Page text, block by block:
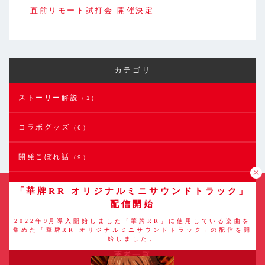
直前リモート試打会 開催決定
カテゴリ
ストーリー解説 （1）
コラボグッズ （6）
開発こぼれ話 （9）
ローズテイル （1）
著者一覧
「華牌RR オリジナルミニサウンドトラック」
配信開始
2022年9月導入開始しました「華牌RR」に使用している楽曲を
集めた「華牌RR オリジナルミニサウンドトラック」の配信を開
始しました。